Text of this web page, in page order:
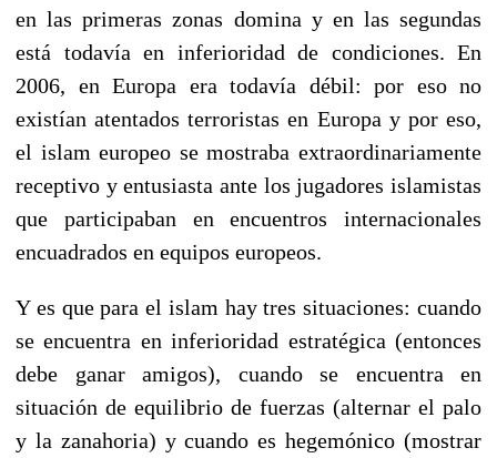
en las primeras zonas domina y en las segundas
está todavía en inferioridad de condiciones. En
2006, en Europa era todavía débil: por eso no
existían atentados terroristas en Europa y por eso,
el islam europeo se mostraba extraordinariamente
receptivo y entusiasta ante los jugadores islamistas
que participaban en encuentros internacionales
encuadrados en equipos europeos.
Y es que para el islam hay tres situaciones: cuando
se encuentra en inferioridad estratégica (entonces
debe ganar amigos), cuando se encuentra en
situación de equilibrio de fuerzas (alternar el palo
y la zanahoria) y cuando es hegemónico (mostrar